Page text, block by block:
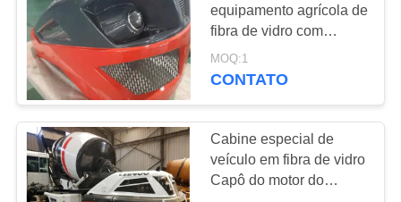
CONTACTE-
NOS
NOTÍCIA
MAPA
Corpo do caminhão
de FRP
equipamento agrícola de
fibra de vidro com
excelente resistência
química que garantem o
MOQ:1
CONTATO
Cabine especial de
veículo em fibra de vidro
Capô do motor do